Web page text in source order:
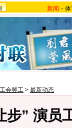
新闻 -
会罢工 > 最新动态
步” 演员